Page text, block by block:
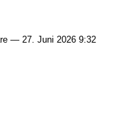
— 27. Juni 2026 9:32